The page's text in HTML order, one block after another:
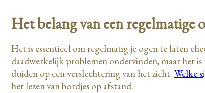
Het belang van een regelmatige
Het is essentieel om regelmatig je ogen te laten
daadwerkelijk problemen ondervinden, maar het
duiden op een verslechtering van het zicht. Welke
het lezen van bordjes op afstand.